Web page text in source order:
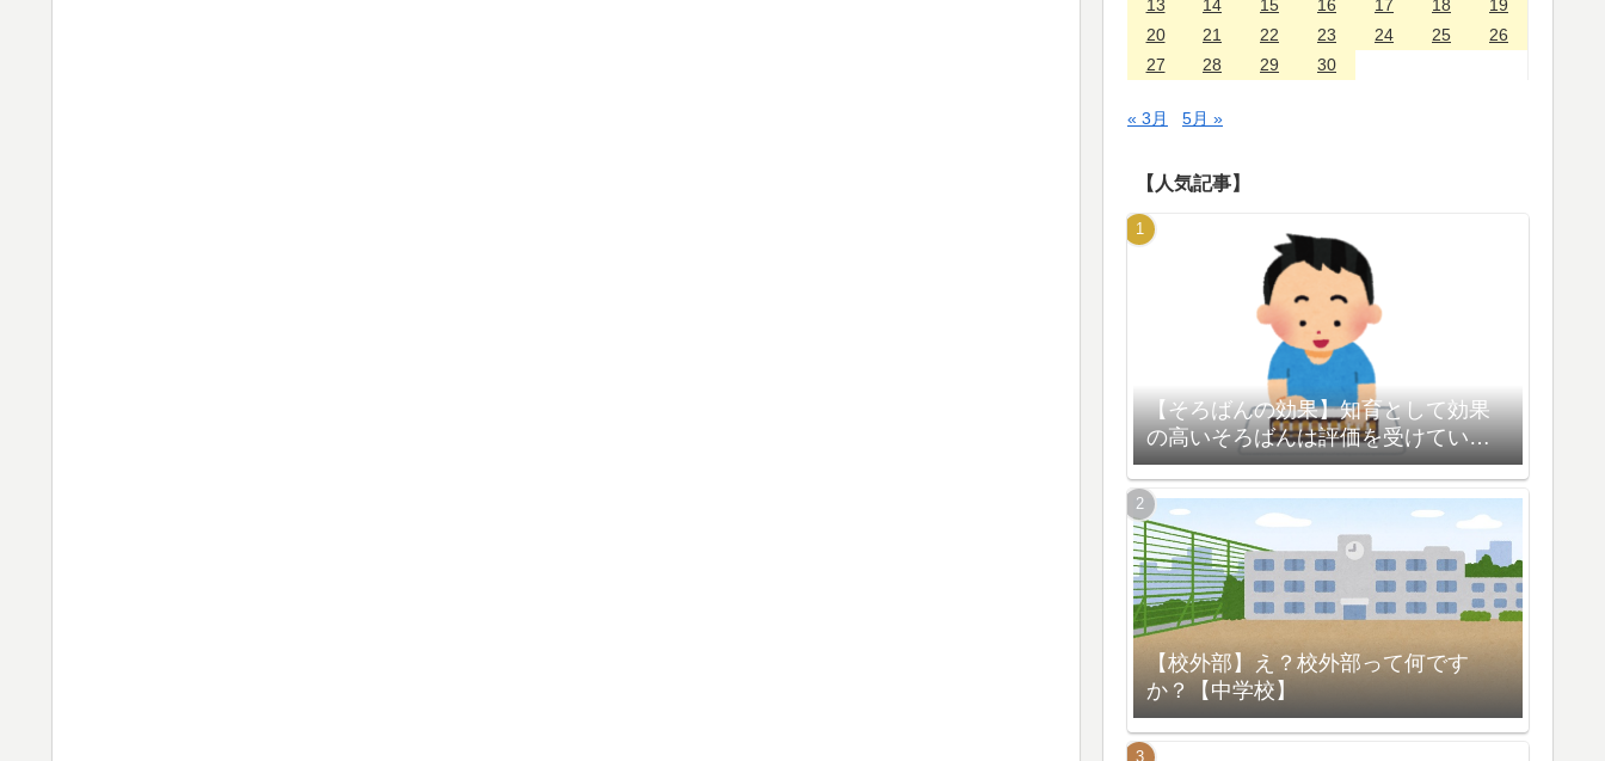
13
14 15 16 17 18
19
20
21 22 23 24 25
26
27
28 29 30
« 3月 5月 »
【人気記事】
【そろばんの効果】知育として効果
の高いそろばんは評価を受けている
【脳の活性化】
【校外部】え？校外部って何です
か？【中学校】